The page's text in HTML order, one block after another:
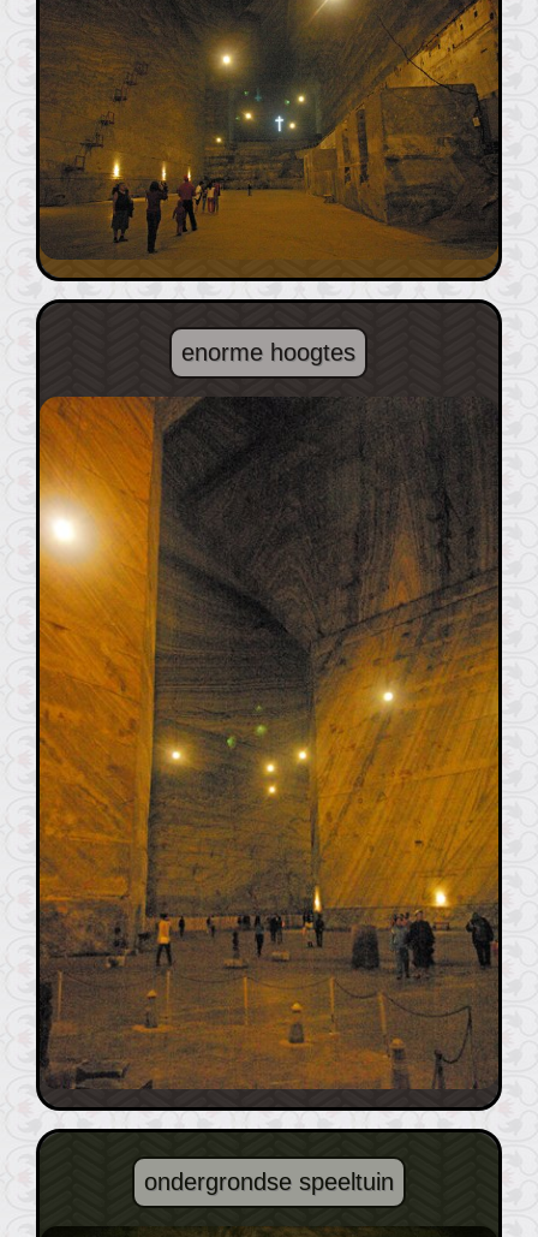
enorme hoogtes
ondergrondse speeltuin